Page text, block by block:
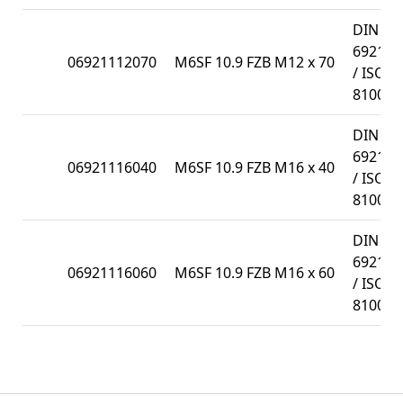
06921112070 M6SF 10.9 FZB M12 x 70
DIN
6921
/ ISO
8100
06921116040 M6SF 10.9 FZB M16 x 40
DIN
6921
/ ISO
8100
06921116060 M6SF 10.9 FZB M16 x 60
DIN
6921
/ ISO
8100